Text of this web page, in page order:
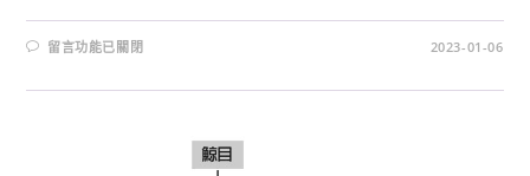
留言功能已關閉 2023-01-06